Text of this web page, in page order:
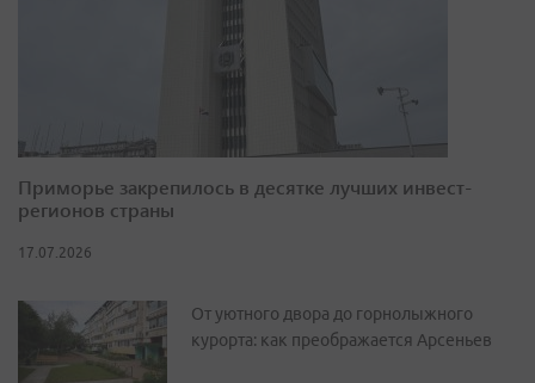
Приморье закрепилось в десятке лучших инвест-
регионов страны
17.07.2026
От уютного двора до горнолыжного
курорта: как преображается Арсеньев